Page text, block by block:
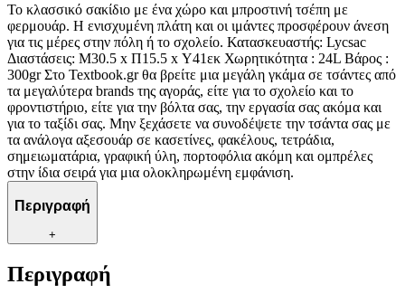
Το κλασσικό σακίδιο με ένα χώρο και μπροστινή τσέπη με
φερμουάρ. Η ενισχυμένη πλάτη και οι ιμάντες προσφέρουν άνεση
για τις μέρες στην πόλη ή το σχολείο. Κατασκευαστής: Lycsac
Διαστάσεις: Μ30.5 x Π15.5 x Υ41εκ Χωρητικότητα : 24L Βάρος :
300gr Στο Textbook.gr θα βρείτε μια μεγάλη γκάμα σε τσάντες από
τα μεγαλύτερα brands της αγοράς, είτε για το σχολείο και το
φροντιστήριο, είτε για την βόλτα σας, την εργασία σας ακόμα και
για το ταξίδι σας. Μην ξεχάσετε να συνοδέψετε την τσάντα σας με
τα ανάλογα αξεσουάρ σε κασετίνες, φακέλους, τετράδια,
σημειωματάρια, γραφική ύλη, πορτοφόλια ακόμη και ομπρέλες
στην ίδια σειρά για μια ολοκληρωμένη εμφάνιση.
Περιγραφή
+
Περιγραφή